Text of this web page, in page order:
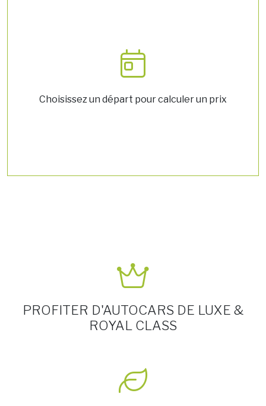
Choisissez un départ pour calculer un prix
PROFITER D'AUTOCARS DE LUXE &
ROYAL CLASS